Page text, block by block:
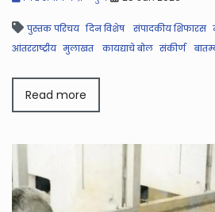
पुस्तक परिचय दिन विशेष संपादकीय शिफारस
आंतरराष्ट्रीय मुलाखत कायद्याचे बोल संकीर्ण
Read more